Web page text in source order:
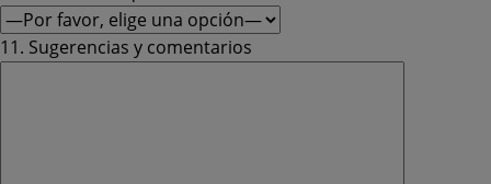
11. Sugerencias y comentarios